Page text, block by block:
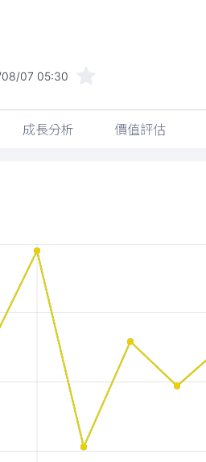
07 05:30
成長分析 價值評估